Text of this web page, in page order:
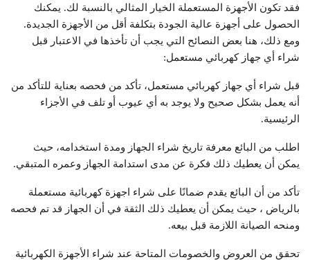
فقد تكون الأجهزة المستعملة الخيار المثالي بالنسبة لك. يمكنك
الحصول على أجهزة عالية الجودة بتكلفة أقل من الأجهزة الجديدة.
ومع ذلك، هنا بعض النصائح التي يجب أن تأخذها في الاعتبار قبل
شراء أي جهاز كهربائي مستعمل:
قبل شراء أي جهاز كهربائي مستعمل، تأكد من فحصه بعناية للتأكد من
أنه يعمل بشكل صحيح ولا يوجد به أي عيوب أو تلف في الأجزاء
الرئيسية.
اطلب من البائع معرفة تاريخ شراء الجهاز ومدة استخدامه، حيث
يمكن أن يعطيك ذلك فكرة عن مدى استدامة الجهاز وعمره المتبقي.
تأكد من أن البائع يقدم ضمانًا على شراء اجهزة كهربائية مستعملة
بالرياض ، حيث يمكن أن يعطيك ذلك الثقة في أن الجهاز قد تم فحصه
ومنحه الصيانة اللازمة قبل بيعه.
تحقق من العروض والخصومات المتاحة عند شراء الأجهزة الكهربائية